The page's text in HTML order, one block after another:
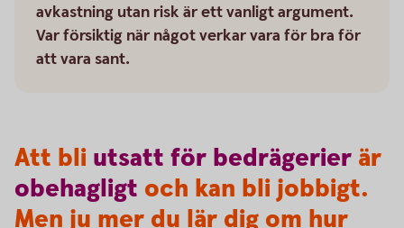
avkastning utan risk är ett vanligt argument.
Var försiktig när något verkar vara för bra för
att vara sant.
Att bli utsatt för bedrägerier är
obehagligt och kan bli jobbigt.
Men ju mer du lär dig om hur